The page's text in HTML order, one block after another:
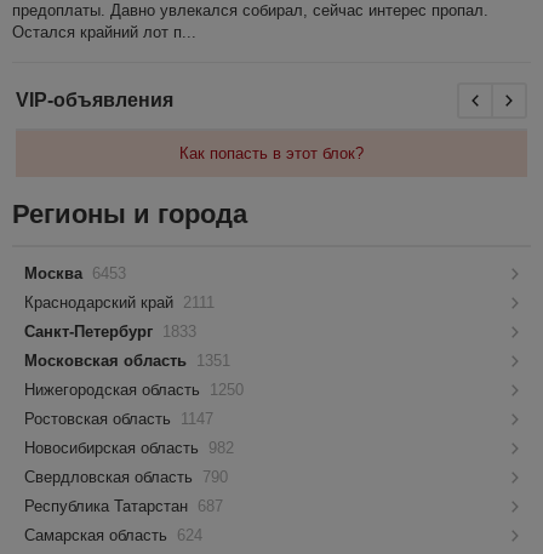
предоплаты. Давно увлекался собирал, сейчас интерес пропал.
Остался крайний лот п...
VIP-объявления
Как попасть в этот блок?
Регионы и города
Москва 6453
Краснодарский край 2111
Санкт-Петербург 1833
Московская область 1351
Нижегородская область
1250
Ростовская область
1147
Новосибирская область
982
Свердловская область
790
Республика Татарстан 687
Самарская область
624